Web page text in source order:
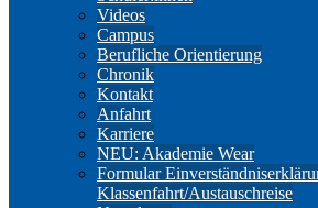
Videos
Campus
Berufliche Orientierung
Chronik
Kontakt
Anfahrt
Karriere
NEU: Akademie Wear
Formular
Klassenfahrt/Austauschreise